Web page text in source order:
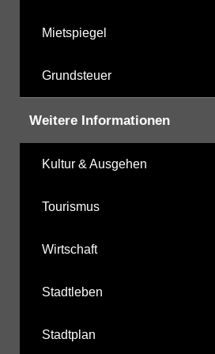
Mietspiegel
Grundsteuer
Weitere Informationen
Kultur & Ausgehen
Tourismus
Wirtschaft
Stadtleben
Stadtplan